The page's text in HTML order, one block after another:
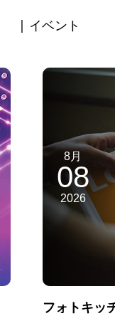
| イベント
8月
08
2026
フォトキッ